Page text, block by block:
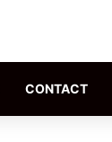
CONTACT